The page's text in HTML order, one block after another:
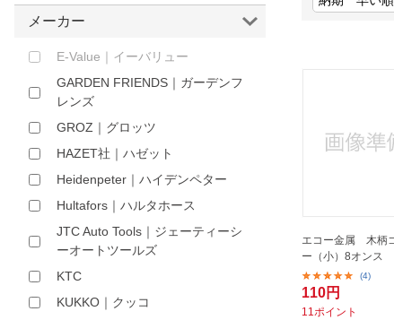
エコー金属 木柄
ー（小）8オンス
(4)
110円
11ポイント
メーカー
E-Value｜イーバリュー
GARDEN FRIENDS｜ガーデンフ
レンズ
GROZ｜グロッツ
HAZET社｜ハゼット
Heidenpeter｜ハイデンペター
Hultafors｜ハルタホース
JTC Auto Tools｜ジェーティーシ
ーオートツールズ
KTC
KUKKO｜クッコ